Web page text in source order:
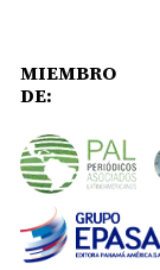
MIEMBRO
DE: